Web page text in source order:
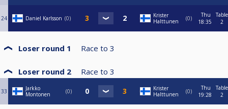
24 Daniel Karlsson 0
Krister
Halttunen
0
Thu
18:35
Table
2
Loser round 1 Race to 3
Loser round 2 Race to 3
33
Jarkko
Montonen
0
Krister
Halttunen
0
Thu
19:28
Table
2